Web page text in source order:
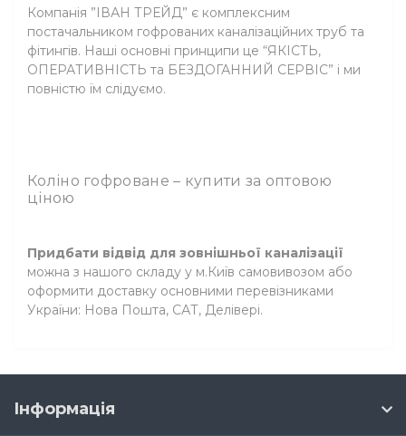
Компанія ”ІВАН ТРЕЙД” є комплексним
постачальником гофрованих каналізаційних труб та
фітингів. Наші основні принципи це “ЯКІСТЬ,
ОПЕРАТИВНІСТЬ та БЕЗДОГАННИЙ СЕРВІС” і ми
повністю їм слідуємо.
Коліно гофроване – купити за оптовою
ціною
Придбати відвід для зовнішньої каналізації
можна з нашого складу у м.Київ самовивозом або
оформити доставку основними перевізниками
України: Нова Пошта, САТ, Делівері.
Інформація